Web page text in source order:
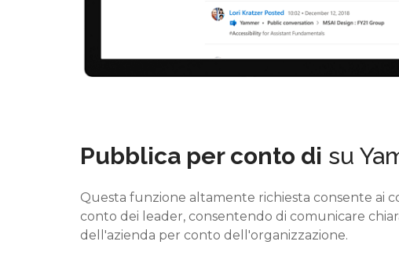
Pubblica per conto di su
Questa funzione altamente richiesta consente ai
conto dei leader, consentendo di comunicare
dell'azienda per conto dell'organizzazione.